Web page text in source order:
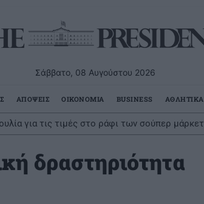
Σάββατο, 08 Αυγούστου 2026
ΑΠΟΨΕΙΣ ΟΙΚΟΝΟΜΙΑ BUSINESS ΑΘΛΗΤΙΚΑ
για τις τιμές στο ράφι των σούπερ μάρκετ
δραστηριότητα